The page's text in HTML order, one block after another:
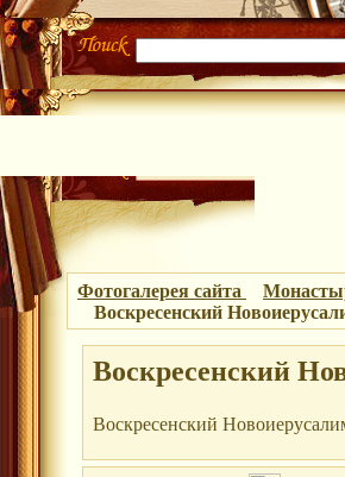
Фотогалерея сайта
Воскресенский
Воскресенский
Воскресенский